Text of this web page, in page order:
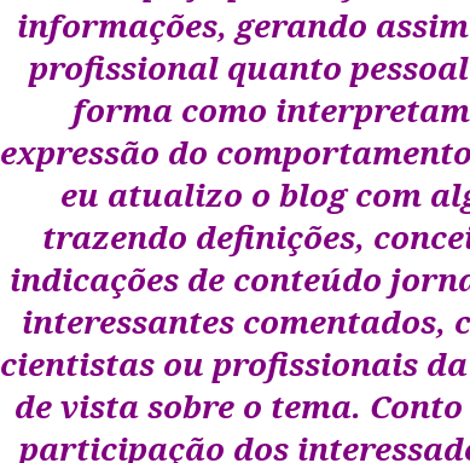
informações, gerando
profissional quanto
forma como
expressão do
eu atualizo o blog com
trazendo definições,
indicações de conteúdo
interessantes comentados,
cientistas ou profissionais
de vista sobre o tema.
participação dos